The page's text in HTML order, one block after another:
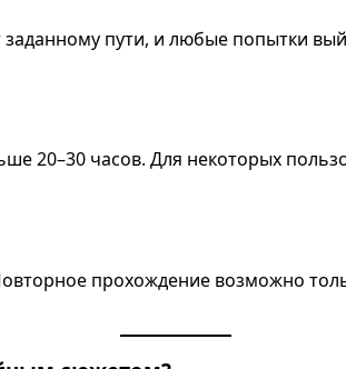
заданному пути, и любые попытки
20–30 часов. Для некоторых
прохождение возможно